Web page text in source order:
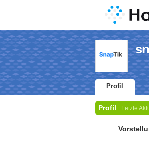
Profil
Profil Letzte